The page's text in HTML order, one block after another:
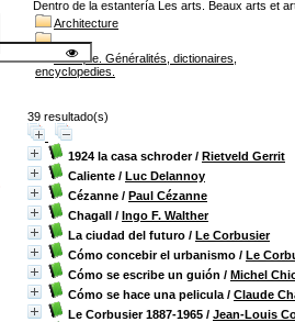
Dentro de la estantería Les arts. Beaux arts et
Architecture
Musique. Généralités, dictionaires,
encyclopedies.
39 resultado(s)
1924 la casa schroder/ Rietveld Gerrit
Caliente / Luc Delannoy
Cézanne / Paul Cézanne
Chagall / Ingo F. Walther
La ciudad del futuro / Le Corbusier
Cómo concebir el urbanismo / Le
Cómo se escribe un guión / Michel
Cómo se hace una pelicula / Claude
Le Corbusier 1887-1965 / Jean-Louis